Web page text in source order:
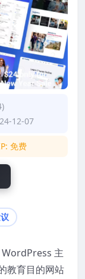
12-07
免费
WordPress 主
教育目的网站